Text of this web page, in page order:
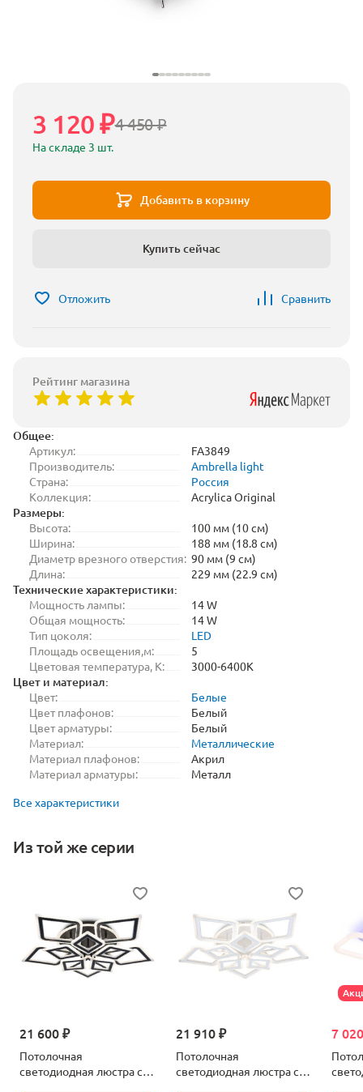
Общее:
Артикул:
FA3849
Производитель:
Ambrella light
Страна:
Россия
Коллекция:
Acrylica Original
Размеры:
Высота:
100 мм (10 см)
Ширина:
188 мм (18.8 см)
Диаметр врезного отверстия: 90 мм (9 см)
Длина:
229 мм (22.9 см)
Технические характеристики:
Мощность лампы:
14 W
Общая мощность:
14 W
Тип цоколя:
LED
Площадь освещения,м:
5
Цветовая температура, K:
3000-6400K
Цвет и материал:
Цвет:
Белые
Цвет плафонов:
Белый
Цвет арматуры:
Белый
Материал:
Металлические
Материал плафонов:
Акрил
Материал арматуры:
Металл
Все характеристики
Из той же серии
21 600 ₽
Потолочная
светодиодная люстра с
21 910 ₽
Потолочная
светодиодная люстра с
7
4 450 ₽
3 120 ₽
На складе 3 шт.
Добавить в корзину
Купить сейчас
Отложить Сравнить
Рейтинг магазина